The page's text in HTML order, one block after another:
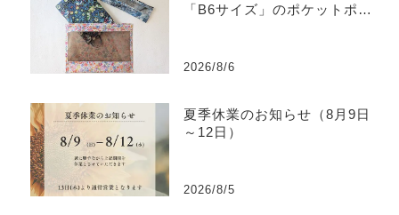
「B6サイズ」のポケットポー
2026/8/6
夏季休業のお知らせ（8月9日
～12日）
2026/8/5